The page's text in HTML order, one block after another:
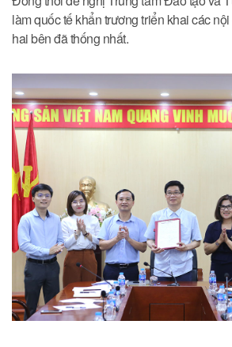
làm quốc tế khẩn trương triển khai các
hai bên đã thống nhất.